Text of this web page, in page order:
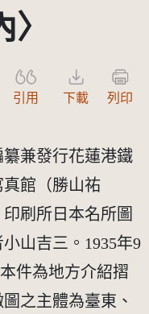
+)
引用 下載 列印
纂兼發行花蓮港鐵
館（勝山祐
刷所日本名所圖
山吉三。1935年9
件為地方介紹摺
之主體為臺東、